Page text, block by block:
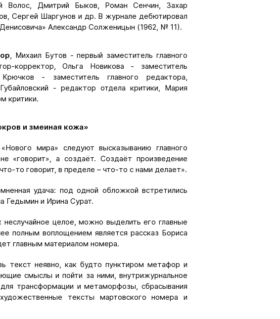
Волос, Дмитрий Быков, Роман Сенчин, Захар
Сергей Шаргунов и др. В журнале дебютировал
Александр Солженицын (1962, № 11).
, Михаил Бутов - первый заместитель главного
корректор, Ольга Новикова - заместитель
- заместитель главного редактора,
- редактор отдела критики, Мария
критики.
и змеиная кожа»
мира» следуют высказыванию главного
«говорит», а создаёт. Создаёт произведение
то говорит, в пределе – что-то с нами делает».
удача: под одной обложкой встретились
Гедымин и Ирина Сурат.
неслучайное целое, можно выделить его главные
полным воплощением является рассказ Бориса
главным материалом номера.
текст неявно, как будто пунктиром метафор и
смыслы и пойти за ними, внутрижурнальное
трансформации и метаморфозы, сбрасывания
тексты мартовского номера и